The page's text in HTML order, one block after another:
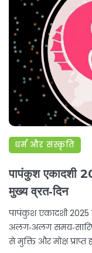
धर्म और संस्कृति
पापंकुश एकादशी
मुख्य व्रत‑दिन
पापंकुश एकादशी 2025
अलग‑अलग
से मुक्ति और मोक्ष प्राप्त